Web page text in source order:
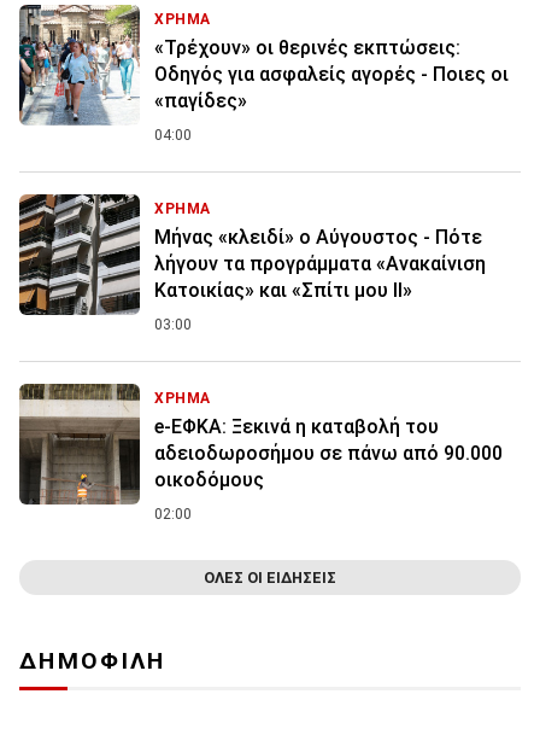
ΧΡΗΜΑ
«Τρέχουν» οι θερινές εκπτώσεις:
Οδηγός για ασφαλείς αγορές - Ποιες οι
«παγίδες»
04:00
ΧΡΗΜΑ
Μήνας «κλειδί» ο Αύγουστος - Πότε
λήγουν τα προγράμματα «Ανακαίνιση
Κατοικίας» και «Σπίτι μου ΙΙ»
03:00
ΧΡΗΜΑ
e-ΕΦΚΑ: Ξεκινά η καταβολή του
αδειοδωροσήμου σε πάνω από 90.000
οικοδόμους
02:00
ΟΛΕΣ ΟΙ ΕΙΔΗΣΕΙΣ
ΔΗΜΟΦΙΛΗ